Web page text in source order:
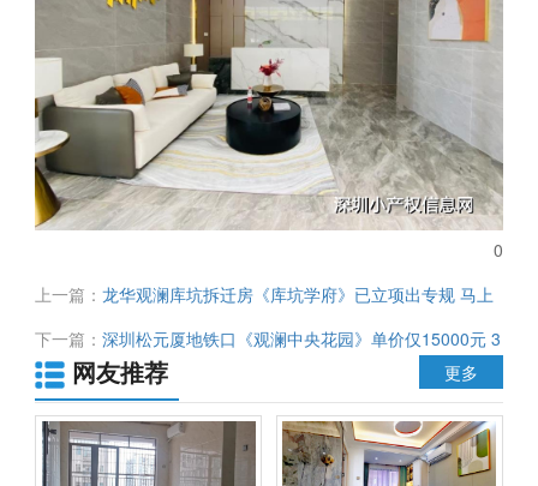
0
上一篇：龙华观澜库坑拆迁房《库坑学府》已立项出专规 马上
登记确权 现仅售26000元/平 首付仅需26万起
下一篇：深圳松元厦地铁口《观澜中央花园》单价仅15000元 3
层地下停车场 拥5A级观澜湖高尔夫景观 观澜湖新城等
网友推荐 更多